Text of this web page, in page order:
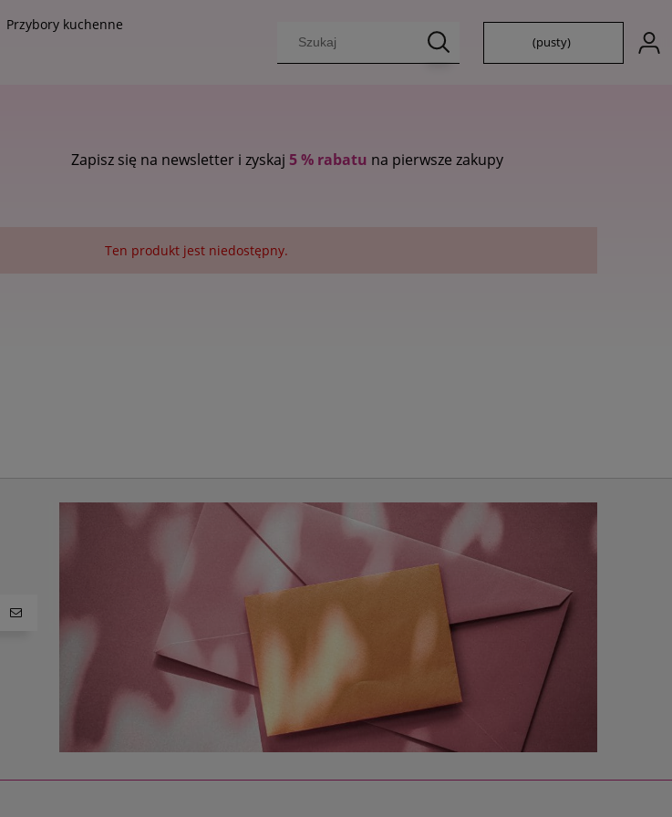
Przybory kuchenne
(pusty)
Zapisz się na newsletter i zyskaj 5 % rabatu na pierwsze zakupy
Ten produkt jest niedostępny.